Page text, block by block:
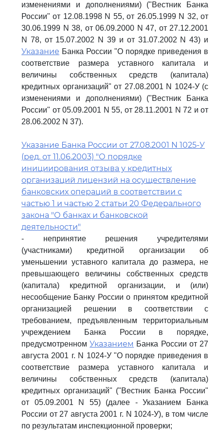
изменениями и дополнениями) ("Вестник Банка
России" от 12.08.1998 N 55, от 26.05.1999 N 32, от
30.06.1999 N 38, от 06.09.2000 N 47, от 27.12.2001
N 78, от 15.07.2002 N 39 и от 31.07.2002 N 43) и
Указание Банка России "О порядке приведения в
соответствие размера уставного капитала и
величины собственных средств (капитала)
кредитных организаций" от 27.08.2001 N 1024-У (с
изменениями и дополнениями) ("Вестник Банка
России" от 05.09.2001 N 55, от 28.11.2001 N 72 и от
28.06.2002 N 37).
Указание Банка России от 27.08.2001 N 1025-У
(ред. от 11.06.2003) "О порядке
инициирования отзыва у кредитных
организаций лицензий на осуществление
банковских операций в соответствии с
частью 1 и частью 2 статьи 20 Федерального
закона "О банках и банковской
деятельности"
- непринятие решения учредителями
(участниками) кредитной организации об
уменьшении уставного капитала до размера, не
превышающего величины собственных средств
(капитала) кредитной организации, и (или)
несообщение Банку России о принятом кредитной
организацией решении в соответствии с
требованием, предъявленным территориальным
учреждением Банка России в порядке,
предусмотренномУказанием Банка России от 27
августа 2001 г. N 1024-У "О порядке приведения в
соответствие размера уставного капитала и
величины собственных средств (капитала)
кредитных организаций" ("Вестник Банка России"
от 05.09.2001 N 55) (далее - Указанием Банка
России от 27 августа 2001 г. N 1024-У), в том числе
по результатам инспекционной проверки;